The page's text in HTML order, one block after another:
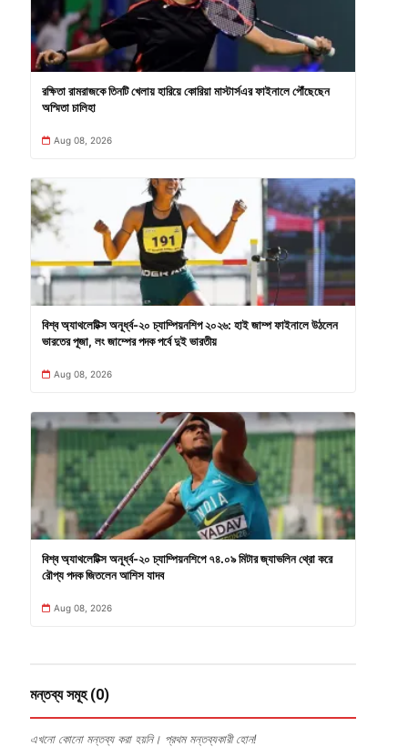
রক্ষিতা রামরাজকে তিনটি খেলায় হারিয়ে কোরিয়া মাস্টার্সএর ফাইনালে পৌঁছেছেন
অস্মিতা চালিহা
Aug 08, 2026
বিশ্ব অ্যাথলেটিক্স অনূর্ধ্ব-২০ চ্যাম্পিয়নশিপ ২০২৬: হাই জাম্প ফাইনালে উঠলেন
ভারতের পূজা, লং জাম্পের পদক পর্বে দুই ভারতীয়
Aug 08, 2026
বিশ্ব অ্যাথলেটিক্স অনূর্ধ্ব-২০ চ্যাম্পিয়নশিপে ৭৪.০৯ মিটার জ্যাভলিন থ্রো করে
রৌপ্য পদক জিতলেন আশিস যাদব
Aug 08, 2026
মন্তব্য সমূহ (0)
এখনো কোনো মন্তব্য করা হয়নি। প্রথম মন্তব্যকারী হোন!